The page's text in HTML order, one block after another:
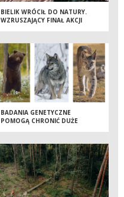
BIELIK WRÓCIŁ DO NATURY.
WZRUSZAJĄCY FINAŁ AKCJI
BADANIA GENETYCZNE
POMOGĄ CHRONIĆ DUŻE